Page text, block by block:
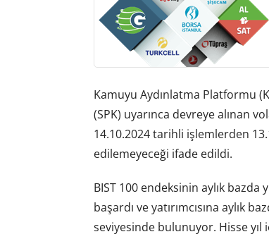
Kamuyu Aydınlatma Platformu
(SPK) uyarınca devreye alınan
14.10.2024 tarihli işlemlerden
edilemeyeceği ifade edildi.
BIST 100 endeksinin aylık
başardı ve yatırımcısına aylık
seviyesinde bulunuyor. Hisse yıl